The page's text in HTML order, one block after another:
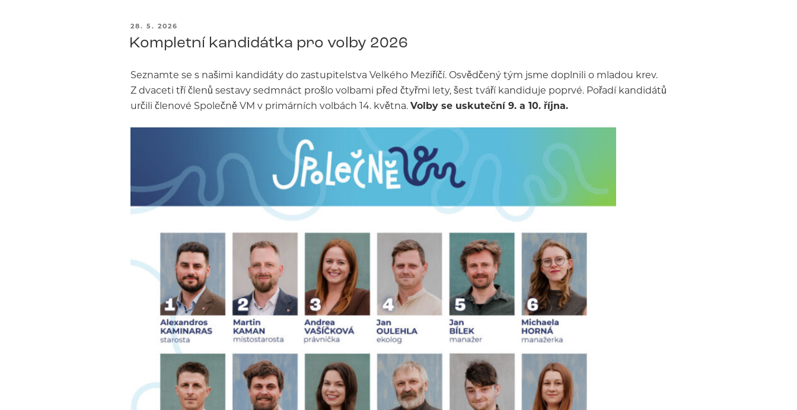
PUBLIKOVÁNO
28. 5. 2026
Kompletní kandidátka pro volby 2026
Seznamte se s našimi kandidáty do zastupitelstva Velkého Meziříčí. Osvědčený tým jsme doplnili o mladou krev.
Z dvaceti tří členů sestavy sedmnáct prošlo volbami před čtyřmi lety, šest tváří kandiduje poprvé. Pořadí kandidátů
určili členové Společně VM v primárních volbách 14. května.Volby se uskuteční 9. a 10. října.